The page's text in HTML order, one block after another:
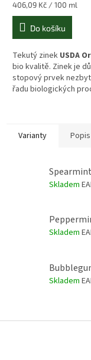
Měrná
cena:
406,09 Kč / 100 ml
Do košíku
Tekutý zinek USDA
bio kvalitě. Zinek je
stopový prvek
řadu biologických
Varianty Popis
Spearmint
Skladem
Skladem
Skladem